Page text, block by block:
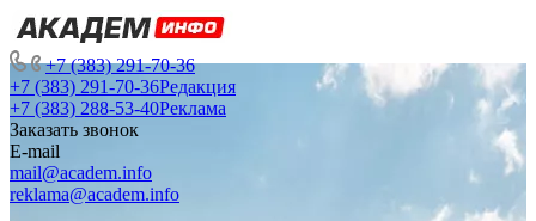
+7 (383) 291-70-36
+7 (383) 291-70-36Редакция
+7 (383) 288-53-40Реклама
Заказать звонок
E-mail
mail@academ.info
reklama@academ.info